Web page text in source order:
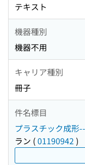
テキスト
機器種別
機器不用
キャリア種別
冊子
件名標目
プラスチック成形
ラン (01190942 )